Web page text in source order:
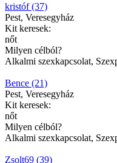
kristóf (37)
Pest, Veresegyház
Kit keresek:
nőt
Milyen célból?
Alkalmi szexkapcsolat,
Bence (21)
Pest, Veresegyház
Kit keresek:
nőt
Milyen célból?
Alkalmi szexkapcsolat,
Zsolt69 (39)